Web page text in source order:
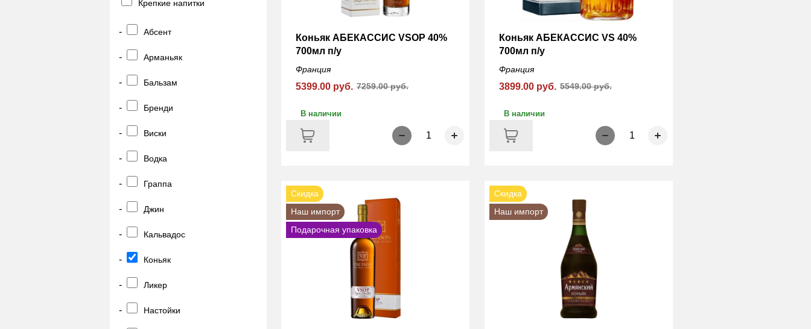
Крепкие напитки
- Абсент
- Арманьяк
- Бальзам
- Бренди
- Виски
- Водка
- Граппа
- Джин
- Кальвадос
- Коньяк
- Ликер
- Настойки
Коньяк АБЕКАССИС VSOP 40%
700мл п/у
Франция
5399.00 руб. 7259.00 руб.
В наличии
1
Коньяк АБЕКАССИС VS 40%
700мл п/у
Франция
3899.00 руб. 5549.00 руб.
В наличии
1
Скидка
Наш импорт
Подарочная упаковка
Скидка
Наш импорт